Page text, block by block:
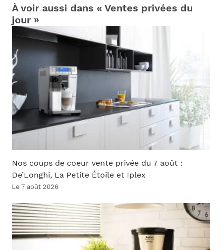
À voir aussi dans « Ventes privées du
jour »
Nos coups de coeur vente privée du 7 août :
De’Longhi, La Petite Étoile et Iplex
Le 7 août 2026